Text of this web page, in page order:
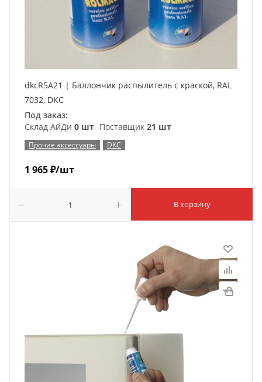
dkcR5A21 | Баллончик распылитель с краской, RAL
7032, DKC
Под заказ:
Склад АйДи 0 шт Поставщик 21 шт
Прочие аксессуары DKC
1 965₽/шт
В корзину